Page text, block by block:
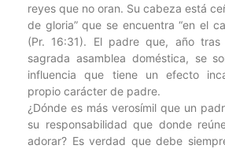
reyes que no oran. Su cabeza está
de gloria” que se encuentra “en el
(Pr. 16:31). El padre que, año
sagrada asamblea doméstica, se
influencia que tiene un efecto
propio carácter de padre.
¿Dónde es más verosímil que un
su responsabilidad que donde
adorar? Es verdad que debe